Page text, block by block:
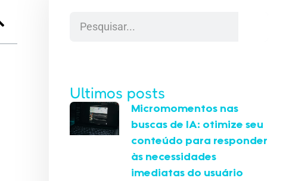
Ultimos posts
Micromomentos nas
buscas de IA: otimize seu
conteúdo para responder
às necessidades
imediatas do usuário